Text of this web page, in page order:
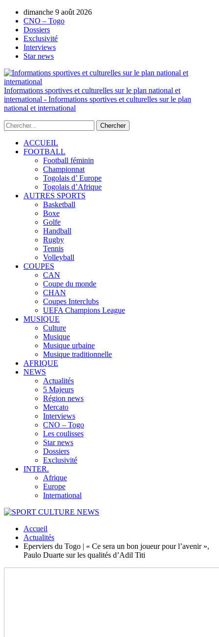
dimanche 9 août 2026
CNO – Togo
Dossiers
Exclusivité
Interviews
Star news
Informations sportives et culturelles sur le plan national et
international - Informations sportives et culturelles sur le plan
national et international
ACCUEIL
FOOTBALL
Football féminin
Championnat
Togolais d’ Europe
Togolais d’Afrique
AUTRES SPORTS
Basketball
Boxe
Golfe
Handball
Rugby
Tennis
Volleyball
COUPES
CAN
Coupe du monde
CHAN
Coupes Interclubs
UEFA Champions League
MUSIQUE
Culture
Musique
Musique urbaine
Musique traditionnelle
AFRIQUE
NEWS
Actualités
5 Majeurs
Région news
Mercato
Interviews
CNO – Togo
Les coulisses
Star news
Dossiers
Exclusivité
INTER.
Afrique
Europe
International
Accueil
Actualités
Eperviers du Togo | « Ce sera un bon joueur pour l’avenir »,
Paulo Duarte sur les qualités d’Adil Titi
AUTORISATION DE LA HAAC N°0134/